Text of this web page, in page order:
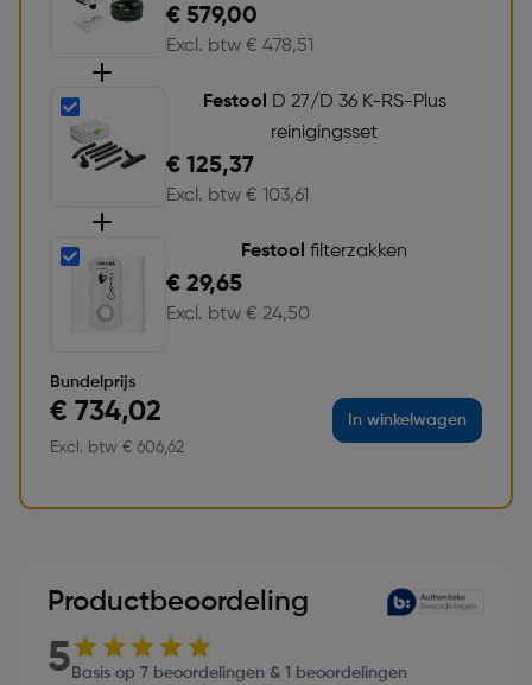
€ 579,00
Excl. btw € 478,51
Festool
D 27/D 36 K-RS-Plus
reinigingsset
€ 125,37
Excl. btw € 103,61
Festool filterzakken
€ 29,65
Excl. btw € 24,50
Bundelprijs
€ 734,02
Excl. btw € 606,62
In winkelwagen
Productbeoordeling
5 Basis op 7 beoordelingen & 1 beoordelingen